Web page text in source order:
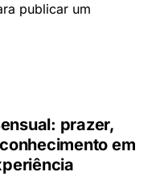
publicar um
prazer,
em